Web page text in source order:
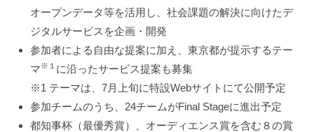
オープンデータ等を活用し、社会課題の解決に向けたデ
ジタルサービスを企画・開発
参加者による自由な提案に加え、東京都が提示するテー
マ※１ に沿ったサービス提案も募集
※1 テーマは、7月上旬に特設Webサイトにて公開予定
参加チームのうち、24チームがFinal Stageに進出予定
都知事杯（最優秀賞）、オーディエンス賞を含む８の賞